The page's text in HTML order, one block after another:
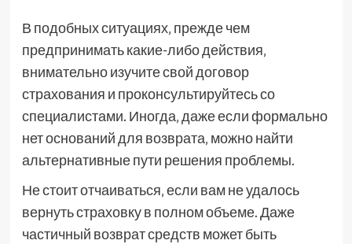
В подобных ситуациях‚ прежде чем
предпринимать какие-либо действия‚
внимательно изучите свой договор
страхования и проконсультируйтесь со
специалистами. Иногда‚ даже если формально
нет оснований для возврата‚ можно найти
альтернативные пути решения проблемы.
Не стоит отчаиваться‚ если вам не удалось
вернуть страховку в полном объеме. Даже
частичный возврат средств может быть